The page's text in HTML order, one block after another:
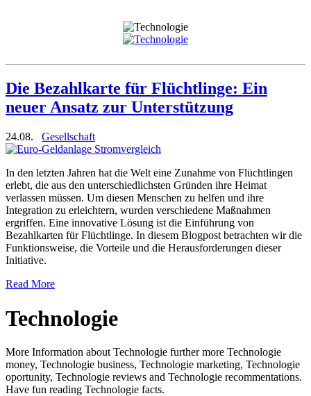
Die Bezahlkarte für Flüchtlinge: Ein
neuer Ansatz zur Unterstützung
24.08. Gesellschaft
In den letzten Jahren hat die Welt eine Zunahme von Flüchtlingen
erlebt, die aus den unterschiedlichsten Gründen ihre Heimat
verlassen müssen. Um diesen Menschen zu helfen und ihre
Integration zu erleichtern, wurden verschiedene Maßnahmen
ergriffen. Eine innovative Lösung ist die Einführung von
Bezahlkarten für Flüchtlinge. In diesem Blogpost betrachten wir die
Funktionsweise, die Vorteile und die Herausforderungen dieser
Initiative.
Read More
Technologie
More Information about Technologie further more Technologie
money, Technologie business, Technologie marketing, Technologie
oportunity, Technologie reviews and Technologie recommentations.
Have fun reading Technologie facts.